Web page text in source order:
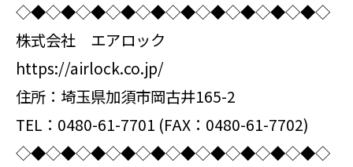
◇◆◇◆◇◆◇◆◇◆◇◆◇◆◇◆◇◆◇◆◇
株式会社 エアロック
https://airlock.co.jp/
住所：埼玉県加須市岡古井165-2
TEL：0480-61-7701 (FAX：0480-61-7702)
◇◆◇◆◇◆◇◆◇◆◇◆◇◆◇◆◇◆◇◆◇